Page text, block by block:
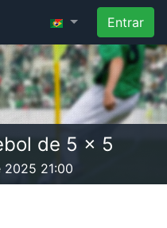
Entrar
de 5 x 5
2025 21:00